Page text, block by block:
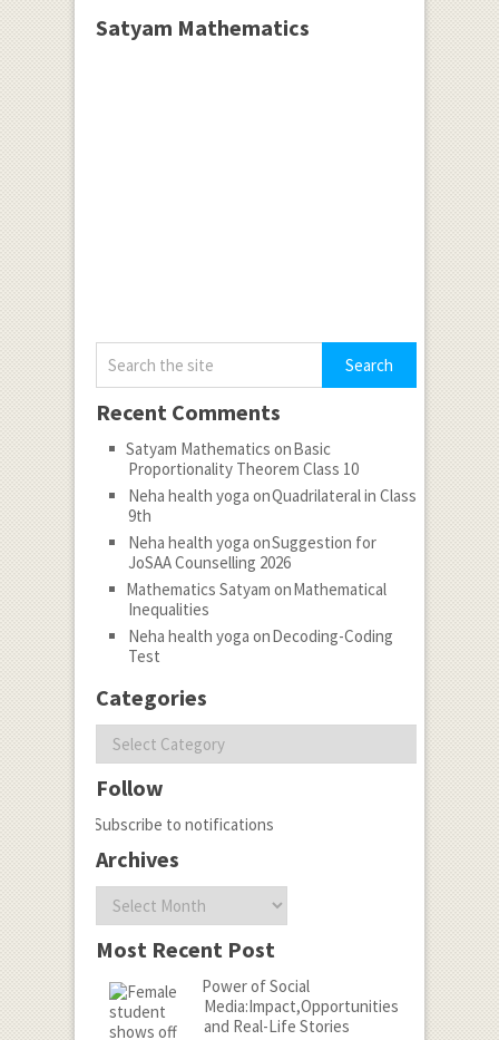
Satyam Mathematics
Recent Comments
Satyam Mathematics onBasic
Proportionality Theorem Class 10
Neha health yoga onQuadrilateral in Class
9th
Neha health yoga onSuggestion for
JoSAA Counselling 2026
Mathematics Satyam onMathematical
Inequalities
Neha health yoga onDecoding-Coding
Test
Categories
Categories
Follow
Subscribe to notifications
Archives
Archives
Most Recent Post
Power of Social
Media:Impact,Opportunities
and Real-Life Stories